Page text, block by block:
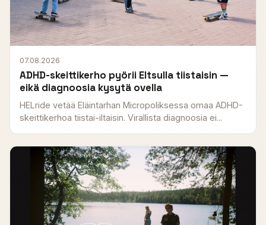
07.08.2026
ADHD-skeittikerho pyörii Eltsulla tiistaisin —
eikä diagnoosia kysytä ovella
HELride vetää Eläintarhan Micropoliksessa omaa ADHD-
skeittikerhoa tiistai-iltaisin. Virallista diagnoosia ei...